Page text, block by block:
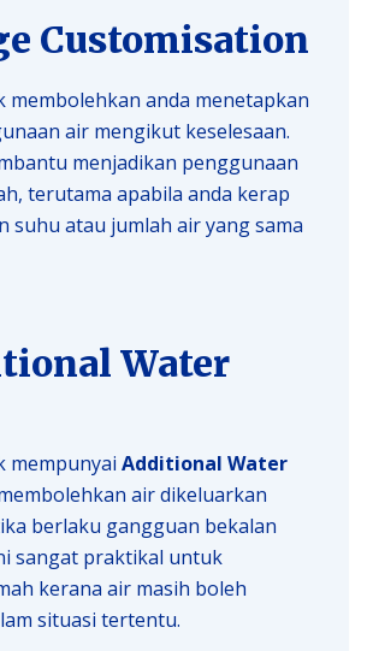
Customisation
membolehkan anda menetapkan
air mengikut keselesaan.
menjadikan penggunaan
terutama apabila anda kerap
suhu atau jumlah air yang sama
Water
mempunyai Additional Water
air dikeluarkan
berlaku gangguan bekalan
sangat praktikal untuk
kerana air masih boleh
situasi tertentu.